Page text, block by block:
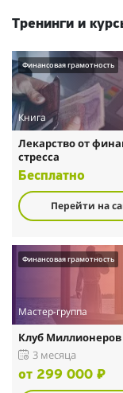
Тренинги и
Финансовая грамотность
Книга
Лекарство от
стресса
Бесплатно
Перейти на
Финансовая грамотность
Мастер-группа
Клуб Миллионеров
3 месяца
от 299 000 ₽